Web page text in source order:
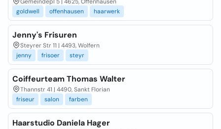
goldwell
offenhausen haarwerk
Jenny's Frisuren
Steyrer Str 11 | 4493, Wolfern
jenny
frisoer steyr
Coiffeurteam Thomas Walter
Thannstr 41 | 4490, Sankt Florian
friseur
salon farben
Haarstudio Daniela Hager